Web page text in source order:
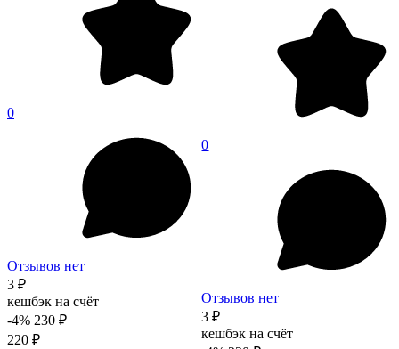
0
Отзывов нет
3 ₽
кешбэк на счёт
-4% 230 ₽
220 ₽
0
Отзывов нет
3 ₽
кешбэк на счёт